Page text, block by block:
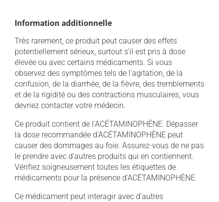
Information additionnelle
Très rarement, ce produit peut causer des effets
potentiellement sérieux, surtout s'il est pris à dose
élevée ou avec certains médicaments. Si vous
observez des symptômes tels de l'agitation, de la
confusion, de la diarrhée, de la fièvre, des tremblements
et de la rigidité ou des contractions musculaires, vous
devriez contacter votre médecin.
Ce produit contient de l'ACÉTAMINOPHÈNE. Dépasser
la dose recommandée d'ACÉTAMINOPHÈNE peut
causer des dommages au foie. Assurez-vous de ne pas
le prendre avec d'autres produits qui en contiennent.
Vérifiez soigneusement toutes les étiquettes de
médicaments pour la présence d'ACÉTAMINOPHÈNE.
Ce médicament peut interagir avec d'autres